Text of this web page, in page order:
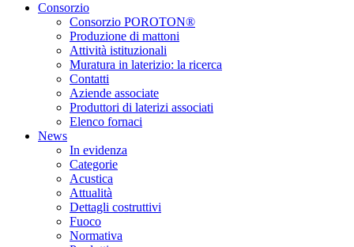
Consorzio
Consorzio POROTON®
Produzione di mattoni
Attività istituzionali
Muratura in laterizio: la ricerca
Contatti
Aziende associate
Produttori di laterizi associati
Elenco fornaci
News
In evidenza
Categorie
Acustica
Attualità
Dettagli costruttivi
Fuoco
Normativa